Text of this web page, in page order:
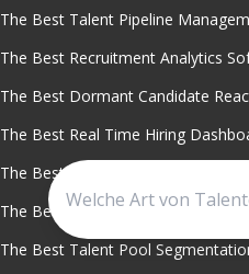
The Best Talent Pipeline
The Best Recruitment Analytics
The Best Dormant Candidate
The Best Real Time Hiring
The Best Cost Per Hire Analysis
The Best Workforce Planning
The Best Talent Pool